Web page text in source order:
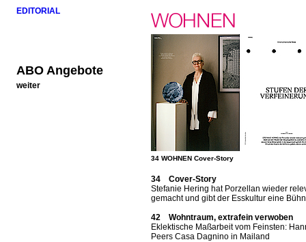
EDITORIAL
ABO Angebote
weiter
34 WOHNEN Cover-Story
34 Cover-Story
Stefanie Hering hat Porzellan wieder
gemacht und gibt der Esskultur eine
42 Wohntraum, extrafein verwoben
Eklektische Maßarbeit vom Feinsten:
Peers Casa Dagnino in Mailand